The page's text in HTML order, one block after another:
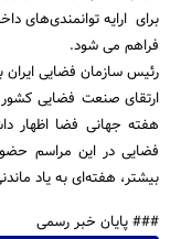
برای ارایه توانمندی‌های
فراهم می شود.
رئیس سازمان فضایی ایران
ارتقای صنعت فضایی کشور
هفته جهانی فضا اظهار
فضایی در این مراسم
بیشتر، هفته‌ای به یاد
### پایان خبر رسمی